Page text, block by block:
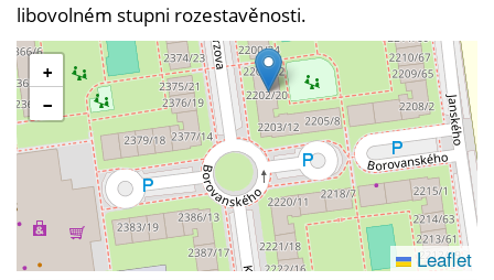
libovolném stupni rozestavěnosti.
+
−
Leaflet